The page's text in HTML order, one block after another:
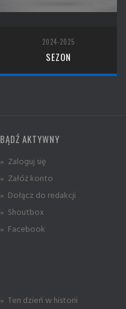
2024-2025
SEZON
BĄDŹ AKTYWNY
» Zaloguj się
» Załóż konto
» Dołącz do redakcji
» Shoutbox
» Facebook
» Ten dzień w historii